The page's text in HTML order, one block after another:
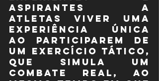
aspirantes a
atletas viver uma
experiência única
ao participarem de
um exercício tático,
que simula um
combate real, ao